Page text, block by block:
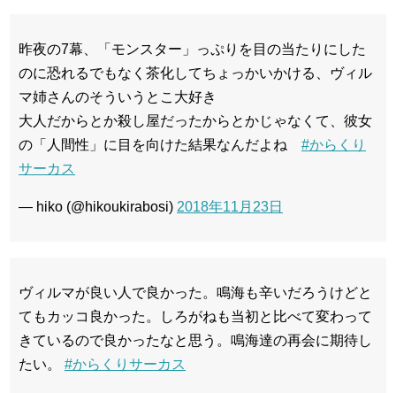
昨夜の7幕、「モンスター」っぷりを目の当たりにした
のに恐れるでもなく茶化してちょっかいかける、ヴィル
マ姉さんのそういうとこ大好き
大人だからとか殺し屋だったからとかじゃなくて、彼女
の「人間性」に目を向けた結果なんだよね #からくり
サーカス
— hiko (@hikoukirabosi) 2018年11月23日
ヴィルマが良い人で良かった。鳴海も辛いだろうけどと
てもカッコ良かった。しろがねも当初と比べて変わって
きているので良かったなと思う。鳴海達の再会に期待し
たい。 #からくりサーカス